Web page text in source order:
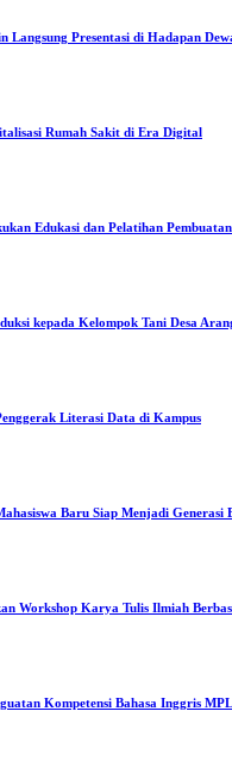
Langsung Presentasi di Hadapan
Rumah Sakit di Era Digital
Edukasi dan Pelatihan
kepada Kelompok Tani Desa
Literasi Data di Kampus
Baru Siap Menjadi Generasi
Workshop Karya Tulis Ilmiah
Kompetensi Bahasa Inggris